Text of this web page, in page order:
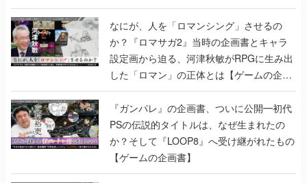
書】
なにが、人を「ロマンシング」させるの
か？『ロマサガ2』当時の企画書とキャラ
設定画から迫る、河津秋敏がRPGに生み出
した「ロマン」の正体とは【ゲームの企画
書】
『ガンパレ』の企画書、ついに公開━初代
PSの伝説的タイトルは、なぜ生まれたの
か？そして『LOOP8』へ受け継がれたもの
【ゲームの企画書】